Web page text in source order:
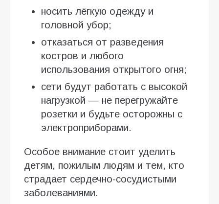
носить лёгкую одежду и
головной убор;
отказаться от разведения
костров и любого
использования открытого огня;
сети будут работать с высокой
нагрузкой — не перегружайте
розетки и будьте осторожны с
электроприборами.
Особое внимание стоит уделить
детям, пожилым людям и тем, кто
страдает сердечно-сосудистыми
заболеваниями.